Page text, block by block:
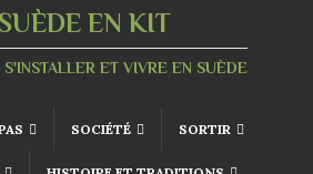
EN KIT
ET VIVRE EN SUÈDE
SOCIÉTÉ SORTIR